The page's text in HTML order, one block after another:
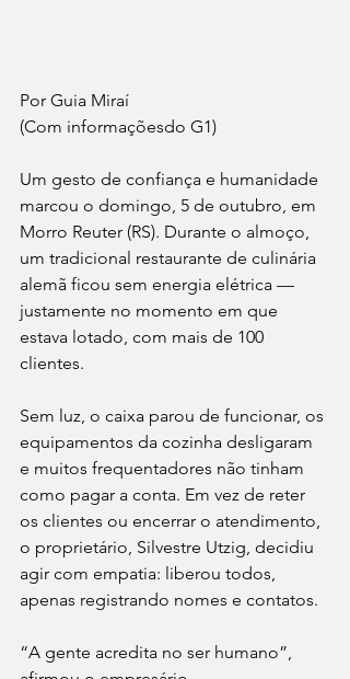
Por Guia Miraí
(Com informaçõesdo G1)
Um gesto de confiança e humanidade
marcou o domingo, 5 de outubro, em
Morro Reuter (RS). Durante o almoço,
um tradicional restaurante de culinária
alemã ficou sem energia elétrica —
justamente no momento em que
estava lotado, com mais de 100
clientes.
Sem luz, o caixa parou de funcionar, os
equipamentos da cozinha desligaram
e muitos frequentadores não tinham
como pagar a conta. Em vez de reter
os clientes ou encerrar o atendimento,
o proprietário, Silvestre Utzig, decidiu
agir com empatia: liberou todos,
apenas registrando nomes e contatos.
“A gente acredita no ser humano”,